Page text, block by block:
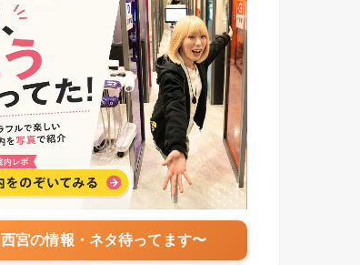
西宮の情報・ネタ待ってます〜